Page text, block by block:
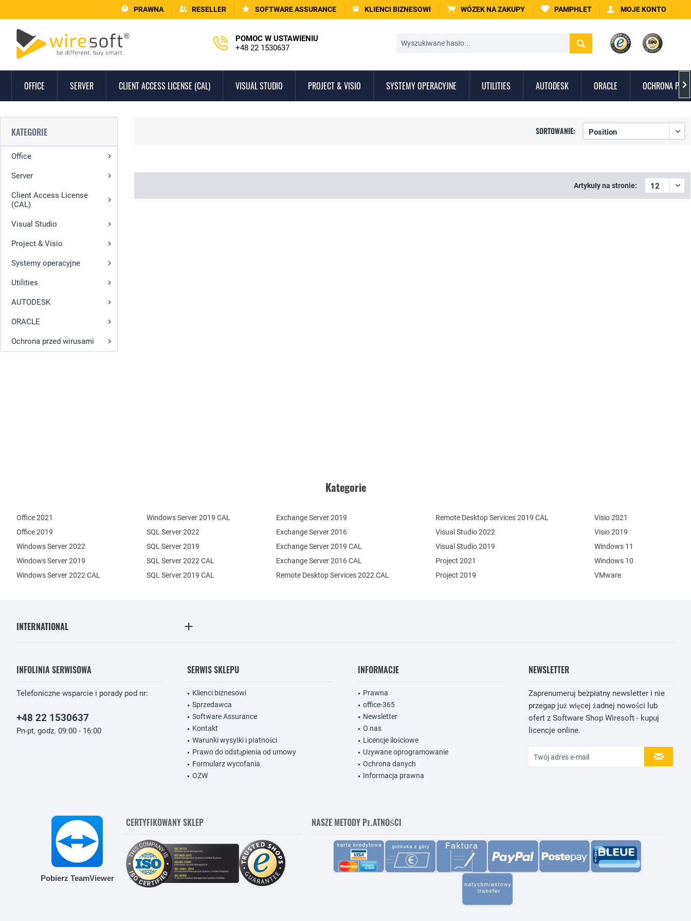
PRAWNA RESELLER SOFTWARE ASSURANCE KLIENCI BIZNESOWI WÓZEK NA ZAKUPY PAMPHLET MOJE KONTO
POMOC W USTAWIENIU
+48 22 1530637
OFFICE SERVER CLIENT ACCESS LICENSE (CAL) VISUAL STUDIO PROJECT & VISIO SYSTEMY OPERACYJNE UTILITIES AUTODESK ORACLE OCHRONA 
KATEGORIE
Office
Server
Client Access License
(CAL)
Visual Studio
Project & Visio
Systemy operacyjne
Utilities
AUTODESK
ORACLE
Ochrona przed wirusami
SORTOWANIE:
Artykuły na stronie:
Kategorie
Office 2021
Office 2019
Windows Server 2022
Windows Server 2019
Exchange Server 2019
Exchange Server 2016
SQL Server 2022
SQL Server 2019
Windows Server 2022 CAL
Windows Server 2019 CAL
SQL Server 2022 CAL
SQL Server 2019 CAL
Remote Desktop Services 2022 CAL
Remote Desktop Services 2019 CAL
Exchange Server 2019 CAL
Exchange Server 2016 CAL
Visual Studio 2022
Visual Studio 2019
Project 2021
Project 2019
Visio 2021
Visio 2019
Windows 11
Windows 10
VMware
INTERNATIONAL
INFOLINIA SERWISOWA
Telefoniczne wsparcie i porady pod nr:
+48 22 1530637
Pn-pt, godz. 09:00 - 16:00
SERWIS SKLEPU
Klienci biznesowi
Sprzedawca
Software Assurance
Kontakt
Warunki wysyłki i płatności
Prawo do odstąpienia od umowy
Formularz wycofania
OZW
INFORMACJE
Prawna
office-365
Newsletter
O nas
Licencje ilościowe
Używane oprogramowanie
Ochrona danych
Informacja prawna
NEWSLETTER
Zaprenumeruj bezpłatny newsletter i nie
przegap już więcej żadnej nowości lub
ofert z Software Shop Wiresoft - kupuj
licencje online.
Pobierz TeamViewer
CERTYFIKOWANY SKLEP NASZE METODY PŁATNOŚCI